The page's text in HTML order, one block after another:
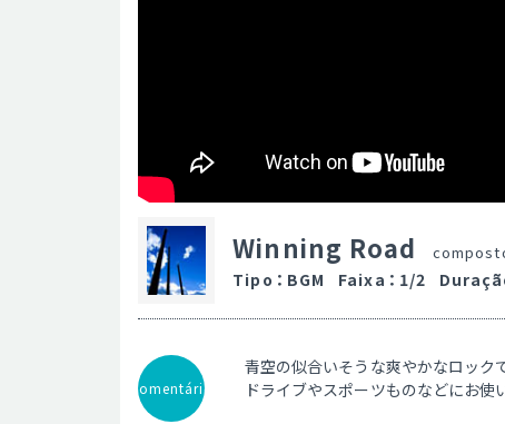
Winning Road
Tipo ： BGM Faixa ： 1/2
Comentário
青空の似合いそうな爽やかなロックで
ドライブやスポーツものなどにお使